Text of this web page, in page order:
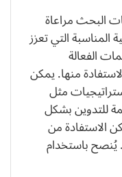
البحث مراعاة
التي تعزز
الفعالة
منها. يمكن
مثل
للتدوين بشكل
الاستفادة من
يُنصح باستخدام